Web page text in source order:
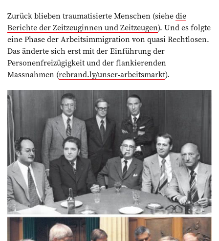
Zurück blieben traumatisierte Menschen (siehedie
Berichte der Zeitzeuginnen und Zeitzeugen). Und es folgte
eine Phase der Arbeitsimmigration von quasi Rechtlosen.
Das änderte sich erst mit der Einführung der
Personenfreizügigkeit und der flankierenden
Massnahmen (rebrand.ly/unser-arbeitsmarkt).